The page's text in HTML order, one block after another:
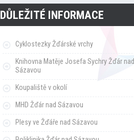
DŮLEŽITÉ INFORMACE
Cyklostezky Žďárské vrchy
Knihovna Matěje Josefa Sychry Žďár nad
Sázavou
Koupaliště v okolí
MHD Žďár nad Sázavou
Plesy ve Žďáře nad Sázavou